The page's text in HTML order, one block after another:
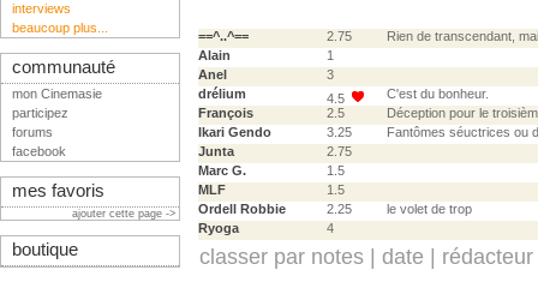
==^..^== 2.75
Rien de transcendant,
Alain
1
Anel
3
drélium
4.5
C'est du bonheur.
François
2.5
Déception pour le
Ikari Gendo
3.25
Fantômes séuctrices ou
Junta
2.75
Marc G.
1.5
MLF
1.5
Ordell Robbie
2.25
le volet de trop
Ryoga
4
classer par notes date rédacteur
interviews
beaucoup plus...
communauté
mon Cinemasie
participez
forums
facebook
mes favoris
ajouter cette page ->
boutique